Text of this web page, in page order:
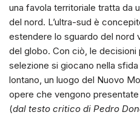
una favola territoriale tratta da
del nord. L’ultra-sud è
estendere lo sguardo del nord
del globo. Con ciò, le decisioni
selezione si giocano nella
lontano, un luogo del Nuovo
opere che vengono
(dal testo critico di Pedro